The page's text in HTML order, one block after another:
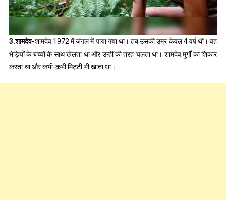
3.शामदेव-शामदेव 1972 में जंगल में पाया गया था। तब उसकी उम्र केवल 4 वर्ष थी। वह
भेड़ियों के बच्चों के साथ खेलता था और उन्हीं की तरह चलता था। शामदेव मुर्गों का शिकार
करता था और कभी-कभी मिट्टी भी खाता था।